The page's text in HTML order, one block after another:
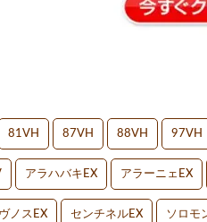
81VH 87VH 88VH 97VH
アラハバキEX アラーニェEX
ノスEX センチネルEX ソロモ